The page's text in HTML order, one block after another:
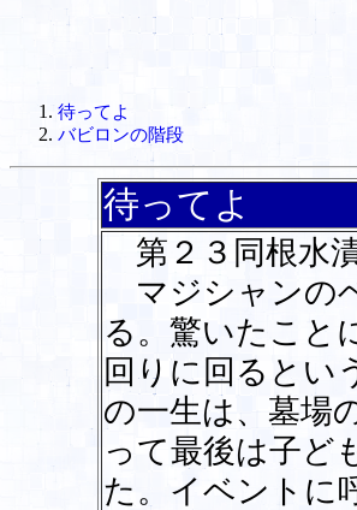
待ってよ
バビロンの階段
待ってよ
第２３同根水
マジシャンの
る。驚いたこと
回りに回るとい
の一生は、墓場
って最後は子ど
た。イベントに